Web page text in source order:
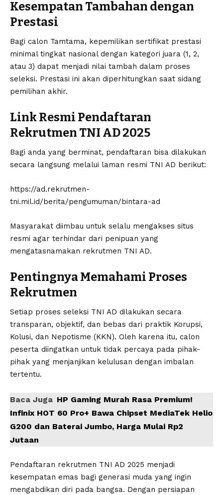
Kesempatan Tambahan dengan
Prestasi
Bagi calon Tamtama, kepemilikan sertifikat prestasi
minimal tingkat nasional dengan kategori juara (1, 2,
atau 3) dapat menjadi nilai tambah dalam proses
seleksi. Prestasi ini akan diperhitungkan saat sidang
pemilihan akhir.
Link Resmi Pendaftaran
Rekrutmen TNI AD 2025
Bagi anda yang berminat, pendaftaran bisa dilakukan
secara langsung melalui laman resmi TNI AD berikut:
https://ad.rekrutmen-
tni.mil.id/berita/pengumuman/bintara-ad
Masyarakat diimbau untuk selalu mengakses situs
resmi agar terhindar dari penipuan yang
mengatasnamakan rekrutmen TNI AD.
Pentingnya Memahami Proses
Rekrutmen
Setiap proses seleksi TNI AD dilakukan secara
transparan, objektif, dan bebas dari praktik Korupsi,
Kolusi, dan Nepotisme (KKN). Oleh karena itu, calon
peserta diingatkan untuk tidak percaya pada pihak-
pihak yang menjanjikan kelulusan dengan imbalan
tertentu.
Baca Juga HP Gaming Murah Rasa Premium!
Infinix HOT 60 Pro+ Bawa Chipset MediaTek Helio
G200 dan Baterai Jumbo, Harga Mulai Rp2
Jutaan
Pendaftaran rekrutmen TNI AD 2025 menjadi
kesempatan emas bagi generasi muda yang ingin
mengabdikan diri pada bangsa. Dengan persiapan